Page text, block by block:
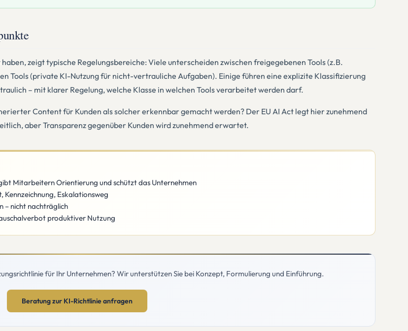
zeigt typische Regelungsbereiche: Viele unterscheiden zwischen freigegebenen Tools (z.B.
Tools (private KI-Nutzung für nicht-vertrauliche Aufgaben). Einige führen eine explizite Klassifizierung
– mit klarer Regelung, welche Klasse in welchen Tools verarbeitet werden darf.
Content für Kunden als solcher erkennbar gemacht werden? Der EU AI Act legt hier zunehmend
aber Transparenz gegenüber Kunden wird zunehmend erwartet.
Mitarbeitern Orientierung und schützt das Unternehmen
Eskalationsweg
– nicht nachträglich
produktiver Nutzung
für Ihr Unternehmen? Wir unterstützen Sie bei Konzept, Formulierung und Einführung.
Beratung zur KI-Richtlinie anfragen